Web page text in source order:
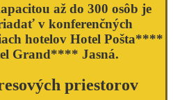
až do 300 osôb je
v konferenčných
hotelov Hotel Pošta****
Grand**** Jasná.
priestorov